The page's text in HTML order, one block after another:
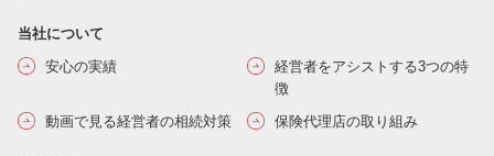
当社について
安心の実績
経営者をアシストする3つの特
徴
動画で見る経営者の相続対策
保険代理店の取り組み